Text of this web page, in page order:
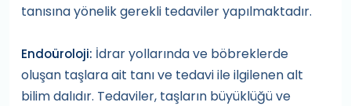
tanısına yönelik gerekli tedaviler yapılmaktadır.
Endoüroloji: İdrar yollarında ve böbreklerde
oluşan taşlara ait tanı ve tedavi ile ilgilenen alt
bilim dalıdır. Tedaviler, taşların büyüklüğü ve